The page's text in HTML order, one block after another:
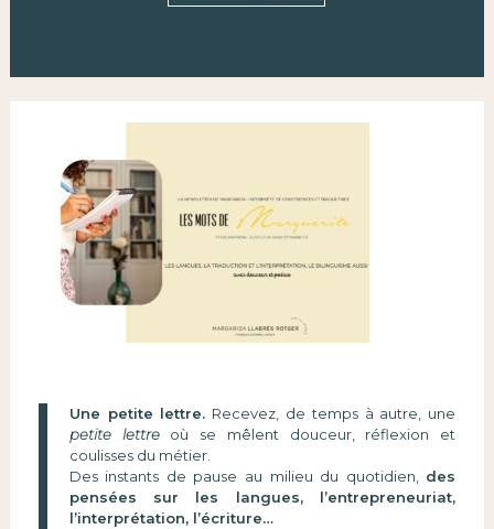
Une petite lettre. Recevez, de temps à autre, une
petite lettreoù se mêlent douceur, réflexion et
coulisses du métier.
Des instants de pause au milieu du quotidien, des
pensées sur les langues, l’entrepreneuriat,
l’interprétation, l’écriture…